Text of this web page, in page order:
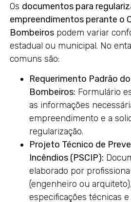
Os documentos para
empreendimentos perante o
Bombeiros podem variar
estadual ou municipal. No
comuns são:
Requerimento Padrão
Bombeiros: Formulário
as informações
empreendimento e a
regularização.
Projeto Técnico de
Incêndios (PSCIP):
elaborado por
(engenheiro ou
especificações técnicas